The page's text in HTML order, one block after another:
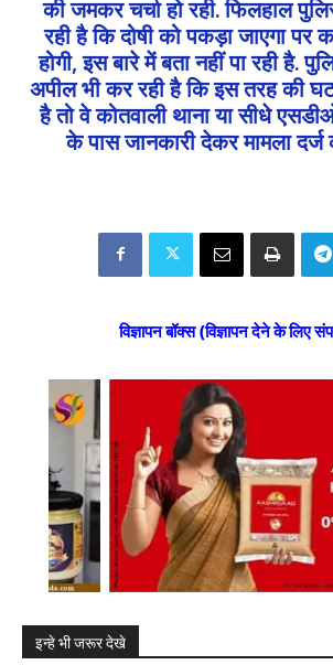
की जमकर चर्चा हो रही. फिलहाल
रही है कि दोषी को पकड़ा जाएगा पर
होगी, इस बारे में बता नहीं पा रही है.
अपील भी कर रही है कि इस तरह की
है तो वे कोतवाली थाना या सीधे
के पास जानकारी देकर मामला
विज्ञापन बॉक्स (विज्ञापन देने के लिए
इन्हे भी जरूर देखे